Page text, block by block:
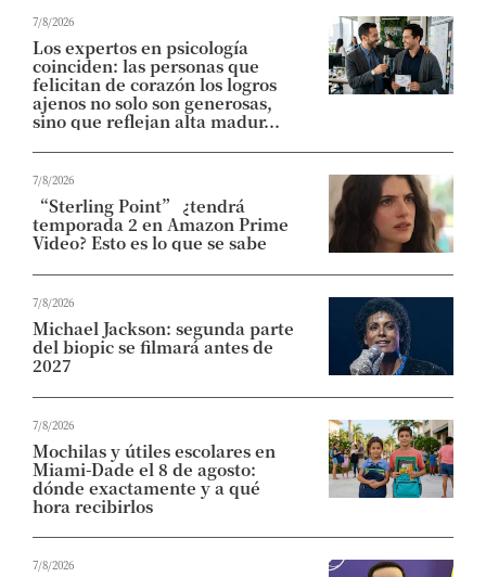
7/8/2026
Los expertos en psicología
coinciden: las personas que
felicitan de corazón los logros
ajenos no solo son generosas,
sino que reflejan alta madur...
7/8/2026
“Sterling Point” ¿tendrá
temporada 2 en Amazon Prime
Video? Esto es lo que se sabe
7/8/2026
Michael Jackson: segunda parte
del biopic se filmará antes de
2027
7/8/2026
Mochilas y útiles escolares en
Miami-Dade el 8 de agosto:
dónde exactamente y a qué
hora recibirlos
7/8/2026